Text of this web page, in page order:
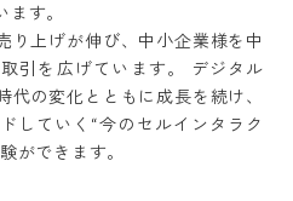
ます。
り上げが伸び、中小企業様を中
引を広げています。 デジタル
の変化とともに成長を続け、
していく“今のセルインタラク
ができます。